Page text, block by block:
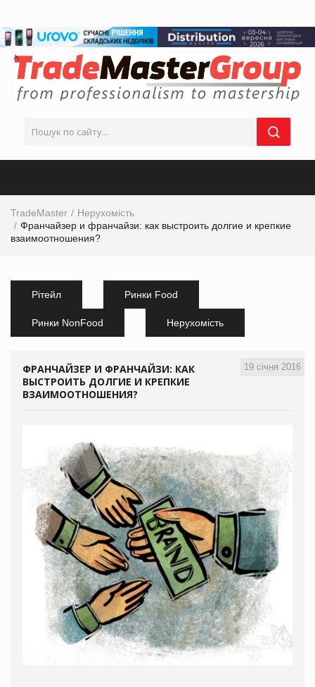
TradeMaster
Нерухомість
Франчайзер и франчайзи: как выстроить долгие и крепкие
взаимоотношения?
Рітейл Ринки Food
Ринки NonFood Нерухомість
19 січня 2016
ФРАНЧАЙЗЕР И ФРАНЧАЙЗИ: КАК
ВЫСТРОИТЬ ДОЛГИЕ И КРЕПКИЕ
ВЗАИМООТНОШЕНИЯ?